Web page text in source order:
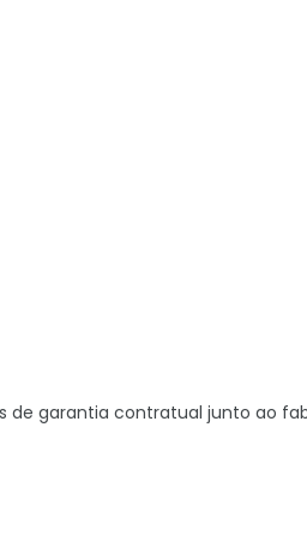
de garantia contratual junto ao